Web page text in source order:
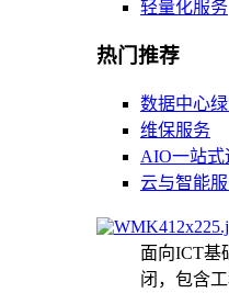
轻量化服务
热门推荐
数据中心
维保服务
AIO一站
云与智能
面向ICT基
闭，包含